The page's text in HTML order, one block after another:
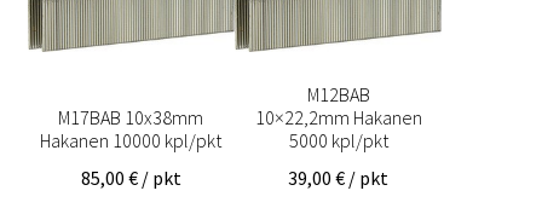
M17BAB 10x38mm
Hakanen 10000 kpl/pkt
85,00 € / pkt
M12BAB
10×22,2mm Hakanen
5000 kpl/pkt
39,00€ / pkt